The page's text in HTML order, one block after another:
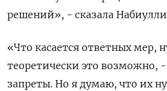
решений», - сказала
«Что касается ответных мер,
теоретически это возможно,
запреты. Но я думаю, что их